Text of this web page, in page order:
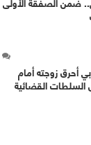
أحرق زوجته أمام
القضائية